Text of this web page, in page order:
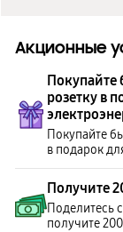
Акционные
Покупайте
розетку в
Покупайте
в подарок
Получите
Поделитесь
получите